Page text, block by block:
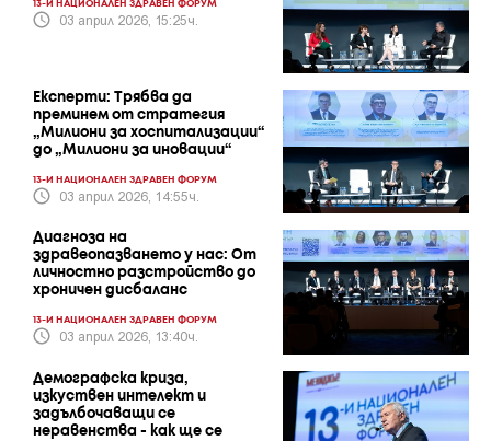
13-И НАЦИОНАЛЕН ЗДРАВЕН ФОРУМ
03 април 2026, 15:25ч.
Експерти: Трябва да
преминем от стратегия
„Милиони за хоспитализации“
до „Милиони за иновации“
13-И НАЦИОНАЛЕН ЗДРАВЕН ФОРУМ
03 април 2026, 14:55ч.
Диагноза на
здравеопазването у нас: От
личностно разстройство до
хроничен дисбаланс
13-И НАЦИОНАЛЕН ЗДРАВЕН ФОРУМ
03 април 2026, 13:40ч.
Демографска криза,
изкуствен интелект и
задълбочаващи се
неравенства - как ще се